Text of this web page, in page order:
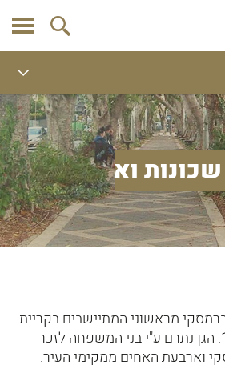
ואתרים
מראשוני המתיישבים בקריית
אתא נחנך בשנת 1993. הגן נתרם ע"י בני המשפחה לזכר
וארבעת האחים ממקימי העיר.